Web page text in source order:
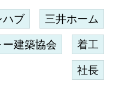
ハブ 三井ホーム
ー建築協会 着工
社長